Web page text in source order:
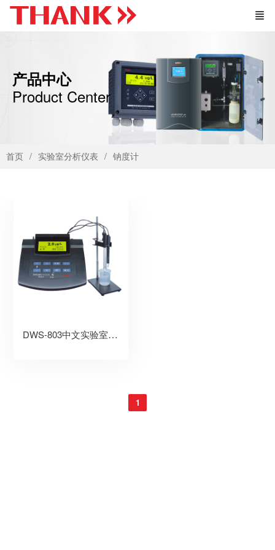
产品中心
Product Center
首页 实验室分析仪表 钠度计
DWS-803中文实验室钠度仪
1